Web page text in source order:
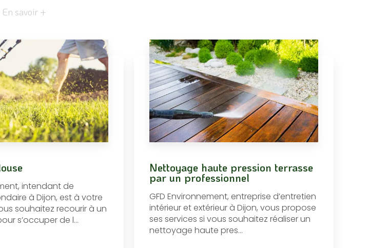
En savoir +
intendant de
à Dijon, est à votre
souhaitez recourir à un
s’occuper de l...
Nettoyage haute pression terrasse
par un professionnel
GFD Environnement, entreprise d’entretien
intérieur et extérieur à Dijon, vous propose
ses services si vous souhaitez réaliser un
nettoyage haute pres...